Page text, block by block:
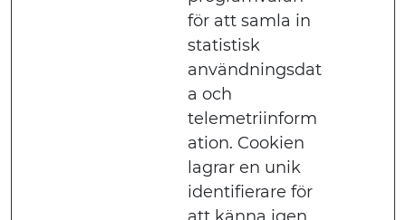
för att samla in
statistisk
användningsdat
a och
telemetriinform
ation. Cookien
lagrar en unik
identifierare för